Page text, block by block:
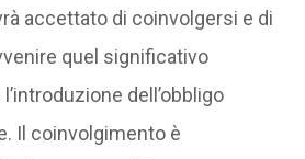
accettato di coinvolgersi e di
quel significativo
dell’obbligo
Il coinvolgimento è